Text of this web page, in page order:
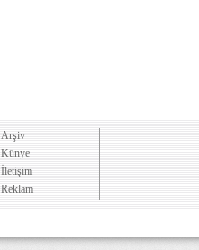
Arşiv
Künye
İletişim
Reklam